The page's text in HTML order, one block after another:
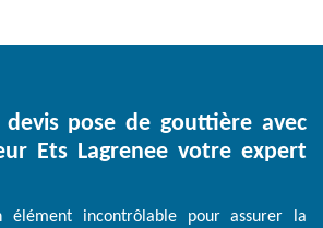
pose de gouttière avec
Ets Lagrenee votre expert
élément incontrôlable pour assurer la